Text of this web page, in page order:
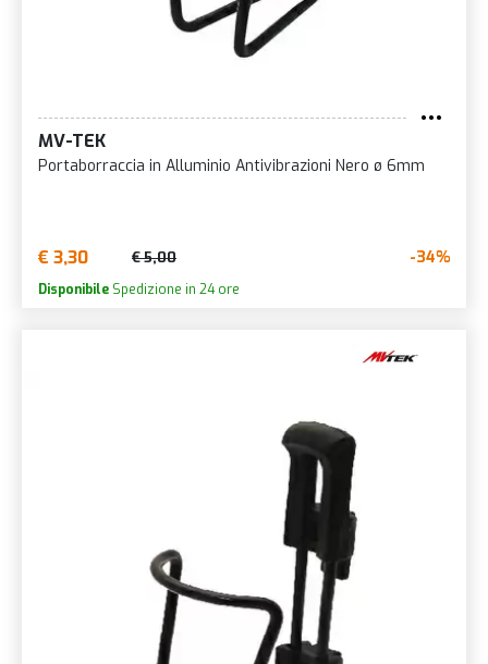
MV-TEK
Portaborraccia in Alluminio Antivibrazioni Nero ø 6mm
€ 3,30 € 5,00 -34%
Disponibile Spedizione in 24 ore